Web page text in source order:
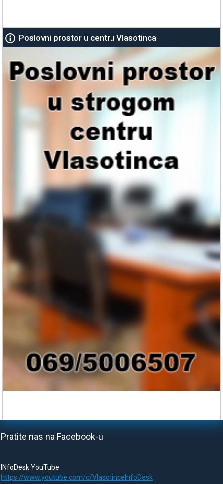
Poslovni prostor u centru Vlasotinca
Pratite nas na Facebook-u
INfoDesk YouTube
https://www.youtube.com/c/VlasotinceInfoDesk